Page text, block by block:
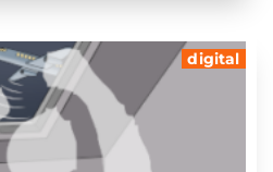
digital